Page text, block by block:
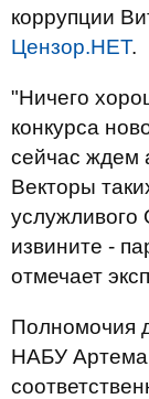
коррупции
Цензор.НЕТ.
"Ничего
конкурса
сейчас ждем
Векторы
услужливого
извините -
отмечает
Полномочия
НАБУ Артема